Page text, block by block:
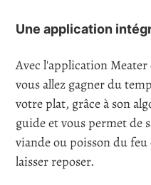
Une application
Avec l'application
vous allez gagner du
votre plat, grâce à son
guide et vous permet de
viande ou poisson du
laisser reposer.